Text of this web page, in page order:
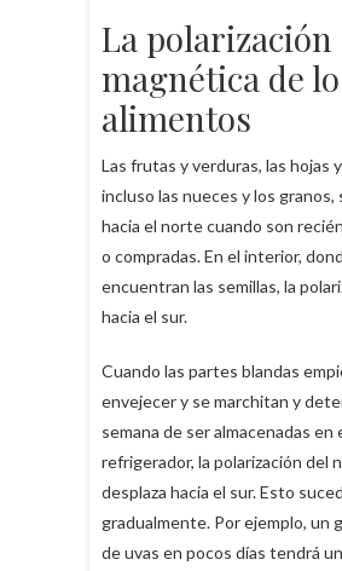
La polarización
magnética de
alimentos
Las frutas y verduras, las hojas
incluso las nueces y los granos,
hacia el norte cuando son
o compradas. En el interior,
encuentran las semillas, la
hacia el sur.
Cuando las partes blandas
envejecer y se marchitan y
semana de ser almacenadas en
refrigerador, la polarización del
desplaza hacia el sur. Esto
gradualmente. Por ejemplo, un
de uvas en pocos días tendrá